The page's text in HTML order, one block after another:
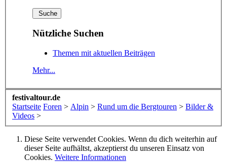
Nützliche Suchen
Themen mit aktuellen Beiträgen
Mehr...
festivaltour.de
Startseite Foren > Alpin > Rund um die Bergtouren > Bilder &
Videos >
Diese Seite verwendet Cookies. Wenn du dich weiterhin auf
dieser Seite aufhältst, akzeptierst du unseren Einsatz von
Cookies. Weitere Informationen